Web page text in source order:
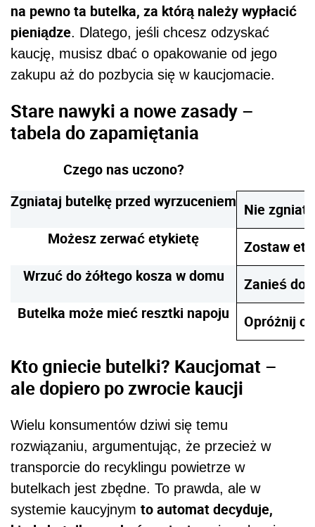
na pewno ta butelka, za którą należy wypłacić
pieniądze. Dlatego, jeśli chcesz odzyskać
kaucję, musisz dbać o opakowanie od jego
zakupu aż do pozbycia się w kaucjomacie.
Stare nawyki a nowe zasady –
tabela do zapamiętania
Czego nas uczono?
Zgniataj butelkę przed wyrzuceniem Nie
Możesz zerwać etykietę
Zostaw
Wrzuć do żółtego kosza w domu
Zanieś do
Butelka może mieć resztki napoju
Opróżnij
Kto gniecie butelki? Kaucjomat –
ale dopiero po zwrocie kaucji
Wielu konsumentów dziwi się temu
rozwiązaniu, argumentując, że przecież w
transporcie do recyklingu powietrze w
butelkach jest zbędne. To prawda, ale w
systemie kaucyjnym to automat decyduje,